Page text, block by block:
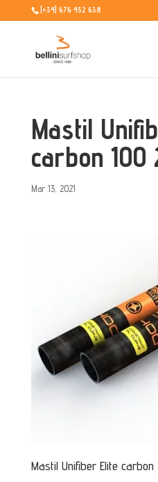
[+34] 676 452 638
Mastil
carbon 100
Mar 13, 2021
Mastil Unifiber Elite carbon